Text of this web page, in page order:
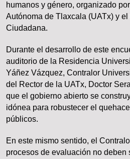
humanos y género, organizado
Autónoma de Tlaxcala (UATx) y
Ciudadana.
Durante el desarrollo de este
auditorio de la Residencia
Yáñez Vázquez, Contralor
del Rector de la UATx, Doctor
que el gobierno abierto se
idónea para robustecer el
públicos.
En este mismo sentido, el
procesos de evaluación no deben